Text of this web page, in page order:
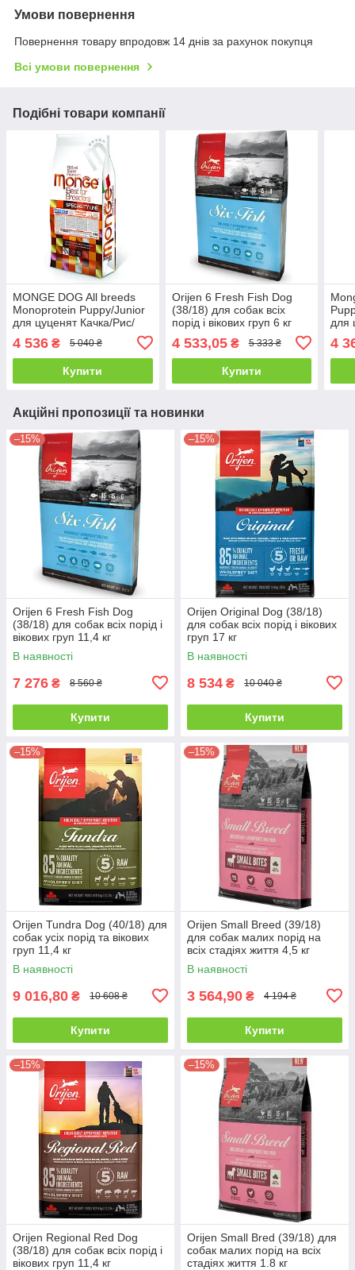
Умови повернення
Повернення товару впродовж 14 днів за рахунок покупця
Всі умови повернення
Подібні товари компанії
MONGE DOG All breeds
Monoprotein Puppy/Junior
для цуценят Качка/Рис/
4 536 ₴ 5 040 ₴
Купити
Orijen 6 Fresh Fish Dog
(38/18) для собак всіх
порід і вікових груп 6 кг
4 533,05₴ 5 333 ₴
Купити
для
4
Акційні пропозиції та новинки
–15%
Orijen 6 Fresh Fish Dog
(38/18) для собак всіх порід і
вікових груп 11,4 кг
В наявності
7 276 ₴ 8 560 ₴
Купити
–15%
Orijen Original Dog (38/18)
для собак всіх порід і вікових
груп 17 кг
В наявності
8 534 ₴ 10 040 ₴
Купити
–15%
Orijen Tundra Dog (40/18) для
собак усіх порід та вікових
груп 11,4 кг
В наявності
9 016,80 ₴ 10 608 ₴
Купити
–15%
Orijen Small Breed (39/18)
для собак малих порід на
всіх стадіях життя 4,5 кг
В наявності
3 564,90 ₴ 4 194 ₴
Купити
–15%
Orijen Regional Red Dog
(38/18) для собак всіх порід і
вікових груп 11,4 кг
–15%
Orijen Small Bred (39/18) для
собак малих порід на всіх
стадіях життя 1.8 кг